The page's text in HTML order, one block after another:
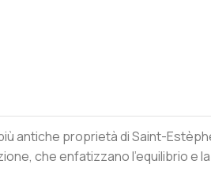
antiche proprietà di Saint-
che enfatizzano l’equilibrio